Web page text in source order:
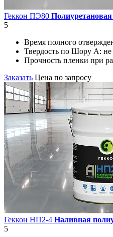
Геккон ПЭ80
5
Время полного
Твердость по Шору А: не
Прочность пленки при
Заказать Цена по запросу
Геккон НП2-4 Наливная
5